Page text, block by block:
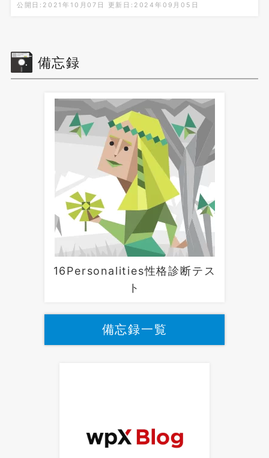
公開日:2021年10月07日 更新日:2024年09月05日
備忘録
16Personalities性格診断テス
ト
備忘録一覧